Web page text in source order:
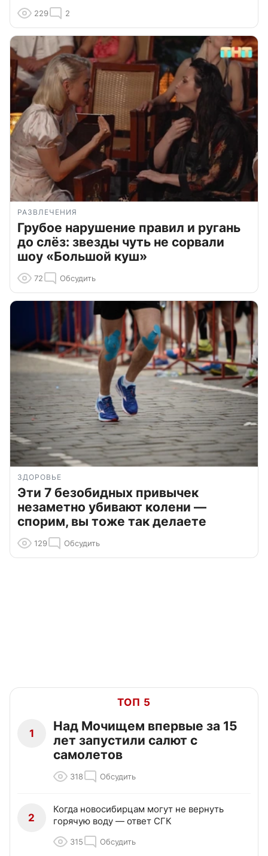
229 2
РАЗВЛЕЧЕНИЯ
Грубое нарушение правил и ругань
до слёз: звезды чуть не сорвали
шоу «Большой куш»
72 Обсудить
ЗДОРОВЬЕ
Эти 7 безобидных привычек
незаметно убивают колени —
спорим, вы тоже так делаете
129 Обсудить
ТОП 5
1
Над Мочищем впервые за 15
лет запустили салют с
самолетов
318 Обсудить
2
Когда новосибирцам могут не вернуть
горячую воду — ответ СГК
315 Обсудить